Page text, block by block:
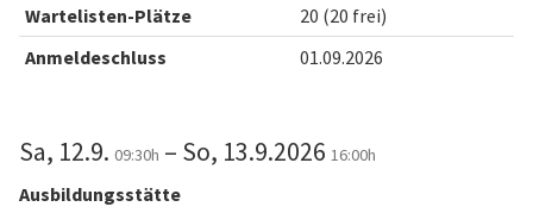
Wartelisten-Plätze
20 (20 frei)
Anmeldeschluss
01.09.2026
Sa, 12.9. 09:30h – So, 13.9.2026 16:00h
Ausbildungsstätte